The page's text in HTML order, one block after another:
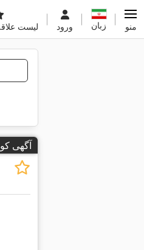
لیست ورود زبان منو
آگهی